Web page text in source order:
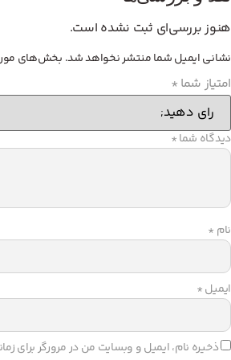
هنوز بررسی‌ای ثبت نشده است.
نشانی ایمیل شما منتشر نخواهد شد. بخش‌های
امتیاز شما *
دیدگاه شما*
نام *
ایمیل*
ذخیره نام، ایمیل و وبسایت من در مرورگر برای